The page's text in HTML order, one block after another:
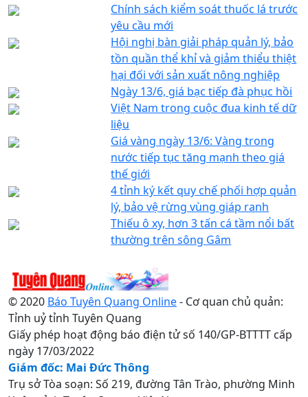
Chính sách kiểm soát thuốc lá trước
yêu cầu mới
Hội nghị bàn giải pháp quản lý, bảo
tồn quần thể khỉ và giảm thiểu thiệt
hại đối với sản xuất nông nghiệp
Ngày 13/6, giá bạc tiếp đà phục hồi
Việt Nam trong cuộc đua kinh tế dữ
liệu
Giá vàng ngày 13/6: Vàng trong
nước tiếp tục tăng mạnh theo giá
thế giới
4 tỉnh ký kết quy chế phối hợp quản
lý, bảo vệ rừng vùng giáp ranh
Thiếu ô xy, hơn 3 tấn cá tầm nổi bất
thường trên sông Gâm
© 2020 Báo Tuyên Quang Online- Cơ quan chủ quản:
Tỉnh uỷ tỉnh Tuyên Quang
Giấy phép hoạt động báo điện tử số 140/GP-BTTTT cấp
ngày 17/03/2022
Giám đốc: Mai Đức Thông
Trụ sở Tòa soạn: Số 219, đường Tân Trào, phường Minh